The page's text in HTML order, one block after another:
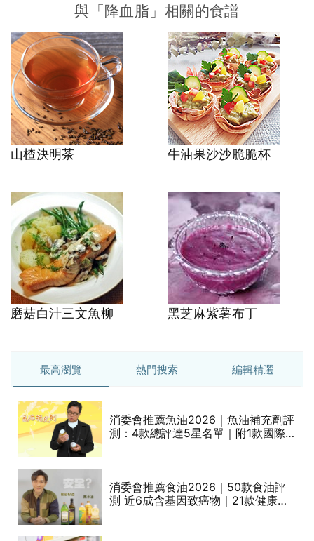
與「降血脂」相關的食譜
山楂決明茶 牛油果沙沙脆脆杯
磨菇白汁三文魚柳 黑芝麻紫薯布丁
最高瀏覽 熱門搜索 編輯精選
消委會推薦魚油2026｜魚油補充劑評
測：4款總評達5星名單｜附1款國際
消委會推薦食油2026｜50款食油評
測 近6成含基因致癌物｜21款健康煮